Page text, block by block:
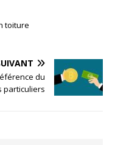
toiture
du
particuliers